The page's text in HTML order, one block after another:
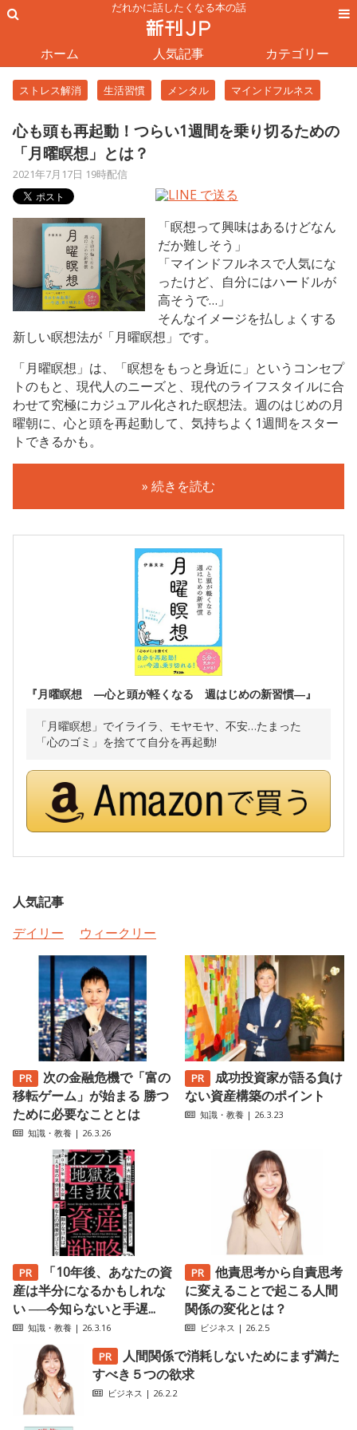
だれかに話したくなる本の話
ホーム 人気記事 カテゴリー
ストレス解消 生活習慣 メンタル マインドフルネス
心も頭も再起動！つらい1週間を乗り切るための
「月曜瞑想」とは？
2021年7月17日 19時配信
「瞑想って興味はあるけどなん
だか難しそう」
「マインドフルネスで人気にな
ったけど、自分にはハードルが
高そうで…」
そんなイメージを払しょくする
新しい瞑想法が「月曜瞑想」です。
「月曜瞑想」は、「瞑想をもっと身近に」というコンセプ
トのもと、現代人のニーズと、現代のライフスタイルに合
わせて究極にカジュアル化された瞑想法。週のはじめの月
曜朝に、心と頭を再起動して、気持ちよく1週間をスター
トできるかも。
» 続きを読む
『月曜瞑想 —心と頭が軽くなる 週はじめの新習慣―』
「月曜瞑想」でイライラ、モヤモヤ、不安…たまった
「心のゴミ」を捨てて自分を再起動!
人気記事
デイリー
ウィークリー
次の金融危機で「富の
移転ゲーム」が始まる 勝つ
ために必要なこととは
知識・教養 | 26.3.26
成功投資家が語る負け
ない資産構築のポイント
知識・教養 | 26.3.23
「10年後、あなたの資
産は半分になるかもしれな
い ──今知らないと手遅...
知識・教養 | 26.3.16
他責思考から自責思考
に変えることで起こる人間
関係の変化とは？
ビジネス | 26.2.5
人間関係で消耗しないためにまず満た
すべき５つの欲求
ビジネス | 26.2.2